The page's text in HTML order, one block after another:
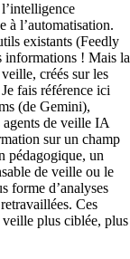
à l’automatisation.
existants (Feedly
informations ! Mais la
créés sur les
fais référence ici
(de Gemini),
agents de veille IA
sur un champ
pédagogique, un
de veille ou le
forme d’analyses
Ces
veille plus ciblée, plus